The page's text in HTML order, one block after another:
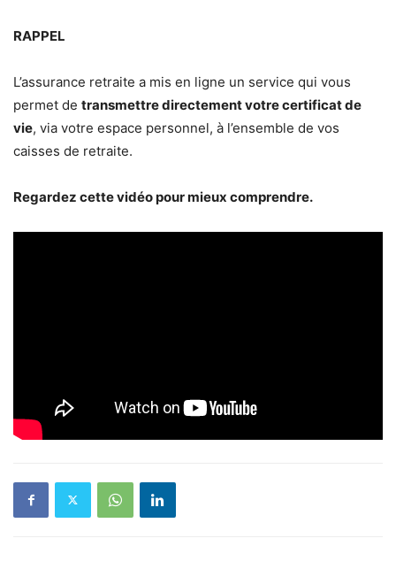
RAPPEL
L’assurance retraite a mis en ligne un service qui vous
permet de transmettre directement votre certificat de
vie, via votre espace personnel, à l’ensemble de vos
caisses de retraite.
Regardez cette vidéo pour mieux comprendre.